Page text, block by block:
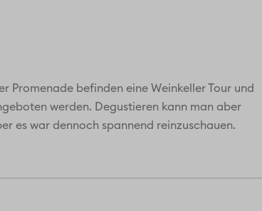
Promenade befinden eine Weinkeller Tour und
werden. Degustieren kann man aber
es war dennoch spannend reinzuschauen.